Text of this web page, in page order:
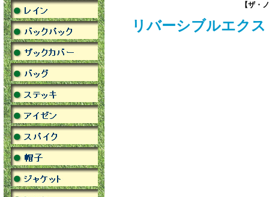
【ザ・
リバーシブルエク